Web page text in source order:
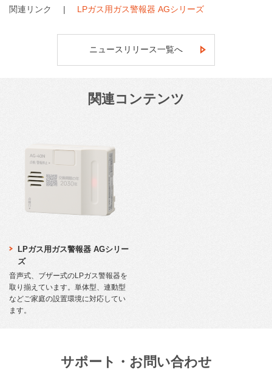
関連リンク LPガス用ガス警報器 AGシリーズ
ニュースリリース一覧へ
関連コンテンツ
LPガス用ガス警報器 AGシリー
ズ
音声式、ブザー式のLPガス警報器を
取り揃えています。単体型、連動型
などご家庭の設置環境に対応してい
ます。
サポート・お問い合わせ